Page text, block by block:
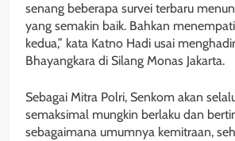
senang beberapa survei terbaru
yang semakin baik. Bahkan
kedua,” kata Katno Hadi usai
Bhayangkara di Silang Monas Jakarta.
Sebagai Mitra Polri, Senkom akan
semaksimal mungkin berlaku dan
sebagaimana umumnya kemitraan,